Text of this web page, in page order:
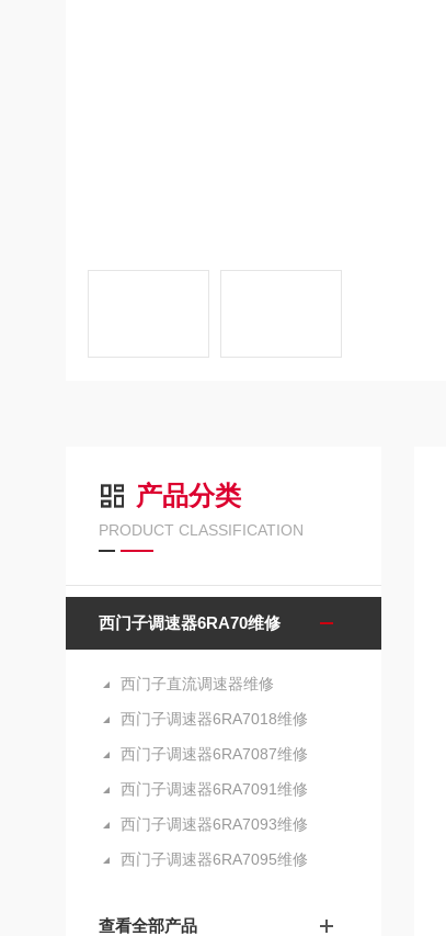
产品分类
PRODUCT CLASSIFICATION
西门子调速器6RA70维修
西门子直流调速器维修
西门子调速器6RA7018维修
西门子调速器6RA7087维修
西门子调速器6RA7091维修
西门子调速器6RA7093维修
西门子调速器6RA7095维修
查看全部产品